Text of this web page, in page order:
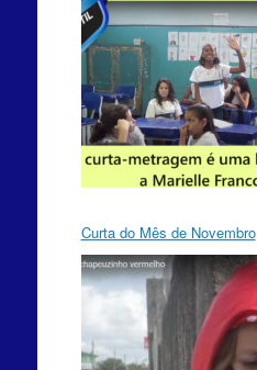
Curta do Mês de Novembro